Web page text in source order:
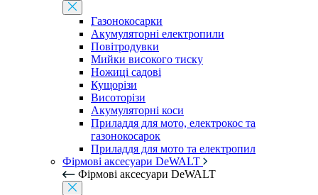
Газонокосарки
Акумуляторні електропили
Повітродувки
Мийки високого тиску
Ножиці садові
Кущорізи
Висоторізи
Акумуляторні коси
Приладдя для мото, електрокос та
газонокосарок
Приладдя для мото та електропил
Фірмові аксесуари DeWALT
Фірмові аксесуари DeWALT